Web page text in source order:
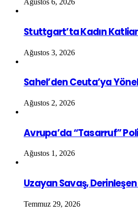
Ağustos 6, 2026
Stuttgart’ta Kadın
Ağustos 3, 2026
Sahel’den Ceuta’ya
Ağustos 2, 2026
Avrupa’da “Tasarruf”
Ağustos 1, 2026
Uzayan Savaş,
Temmuz 29, 2026